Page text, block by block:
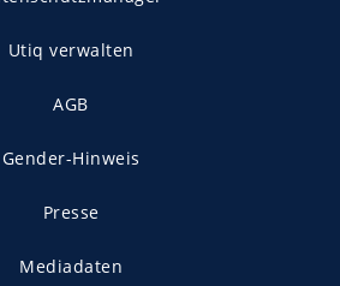
Utiq verwalten
AGB
Gender-Hinweis
Presse
Mediadaten